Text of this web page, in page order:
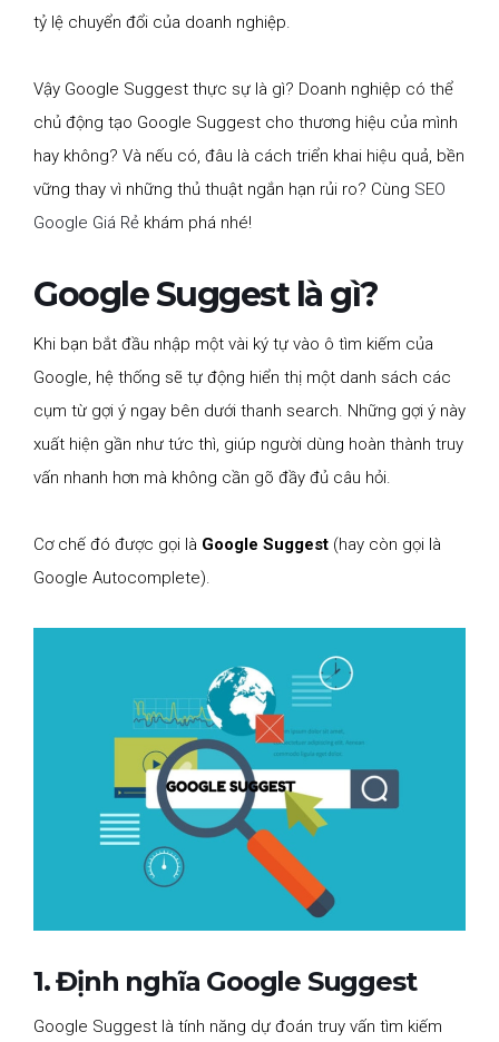
tỷ lệ chuyển đổi của doanh nghiệp.
Vậy Google Suggest thực sự là gì? Doanh nghiệp có thể
chủ động tạo Google Suggest cho thương hiệu của mình
hay không? Và nếu có, đâu là cách triển khai hiệu quả, bền
vững thay vì những thủ thuật ngắn hạn rủi ro? Cùng SEO
Google Giá Rẻ khám phá nhé!
Google Suggest là gì?
Khi bạn bắt đầu nhập một vài ký tự vào ô tìm kiếm của
Google, hệ thống sẽ tự động hiển thị một danh sách các
cụm từ gợi ý ngay bên dưới thanh search. Những gợi ý này
xuất hiện gần như tức thì, giúp người dùng hoàn thành truy
vấn nhanh hơn mà không cần gõ đầy đủ câu hỏi.
Cơ chế đó được gọi là Google Suggest (hay còn gọi là
Google Autocomplete).
1. Định nghĩa Google Suggest
Google Suggest là tính năng dự đoán truy vấn tìm kiếm